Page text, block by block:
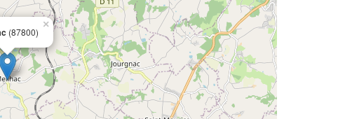
(87800)
×